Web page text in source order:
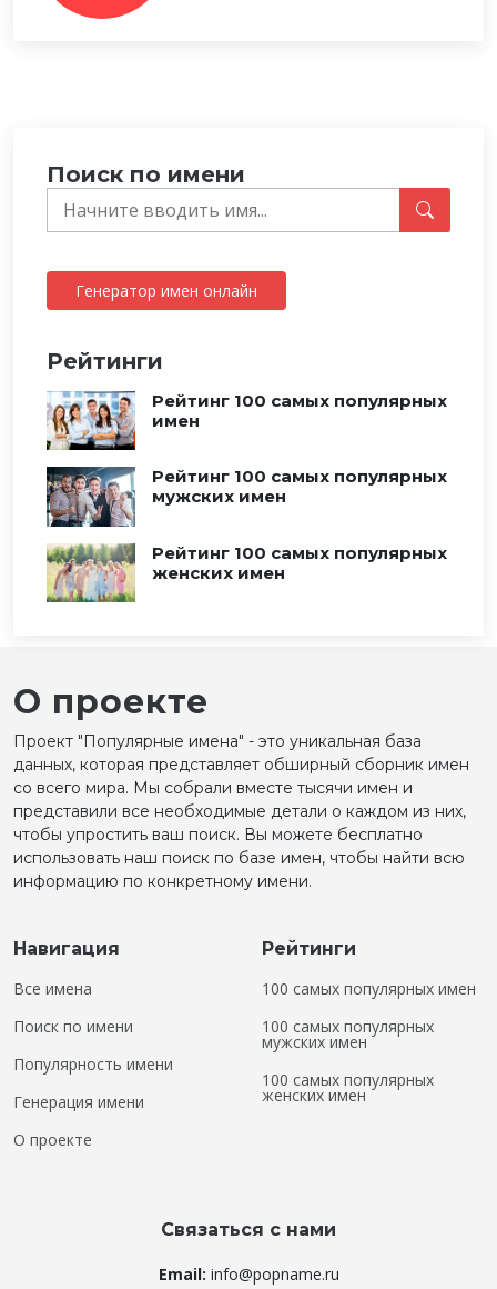
Поиск по имени
Генератор имен онлайн
Рейтинги
Рейтинг 100 самых популярных
имен
Рейтинг 100 самых популярных
мужских имен
Рейтинг 100 самых популярных
женских имен
О проекте
Проект "Популярные имена" - это уникальная база
данных, которая представляет обширный сборник имен
со всего мира. Мы собрали вместе тысячи имен и
представили все необходимые детали о каждом из них,
чтобы упростить ваш поиск. Вы можете бесплатно
использовать наш поиск по базе имен, чтобы найти всю
информацию по конкретному имени.
Навигация
Все имена
Поиск по имени
Популярность имени
Генерация имени
О проекте
Рейтинги
100 самых популярных имен
100 самых популярных
мужских имен
100 самых популярных
женских имен
Связаться с нами
Email: info@popname.ru